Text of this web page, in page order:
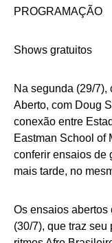
PROGRAMAÇÃO
Shows gratuitos
Na segunda (29/
Aberto, com Doug
conexão entre
Eastman School of
conferir ensaios de
mais tarde, no
Os ensaios abertos
(30/7), que traz